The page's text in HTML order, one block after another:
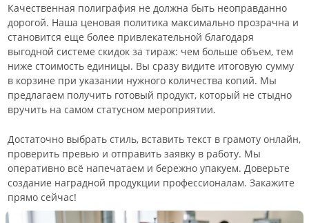
Качественная полиграфия не должна быть неоправданно
дорогой. Наша ценовая политика максимально прозрачна и
становится еще более привлекательной благодаря
выгодной системе скидок за тираж: чем больше объем, тем
ниже стоимость единицы. Вы сразу видите итоговую сумму
в корзине при указании нужного количества копий. Мы
предлагаем получить готовый продукт, который не стыдно
вручить на самом статусном мероприятии.
Достаточно выбрать стиль, вставить текст в грамоту онлайн,
проверить превью и отправить заявку в работу. Мы
оперативно всё напечатаем и бережно упакуем. Доверьте
создание наградной продукции профессионалам. Закажите
прямо сейчас!